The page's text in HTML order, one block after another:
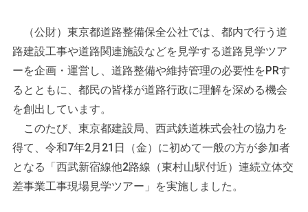
（公財）東京都道路整備保全公社では、都内で行う道
路建設工事や道路関連施設などを見学する道路見学ツア
ーを企画・運営し、道路整備や維持管理の必要性をPRす
るとともに、都民の皆様が道路行政に理解を深める機会
を創出しています。
このたび、東京都建設局、西武鉄道株式会社の協力を
得て、令和7年2月21日（金）に初めて一般の方が参加者
となる「西武新宿線他2路線（東村山駅付近）連続立体交
差事業工事現場見学ツアー」を実施しました。